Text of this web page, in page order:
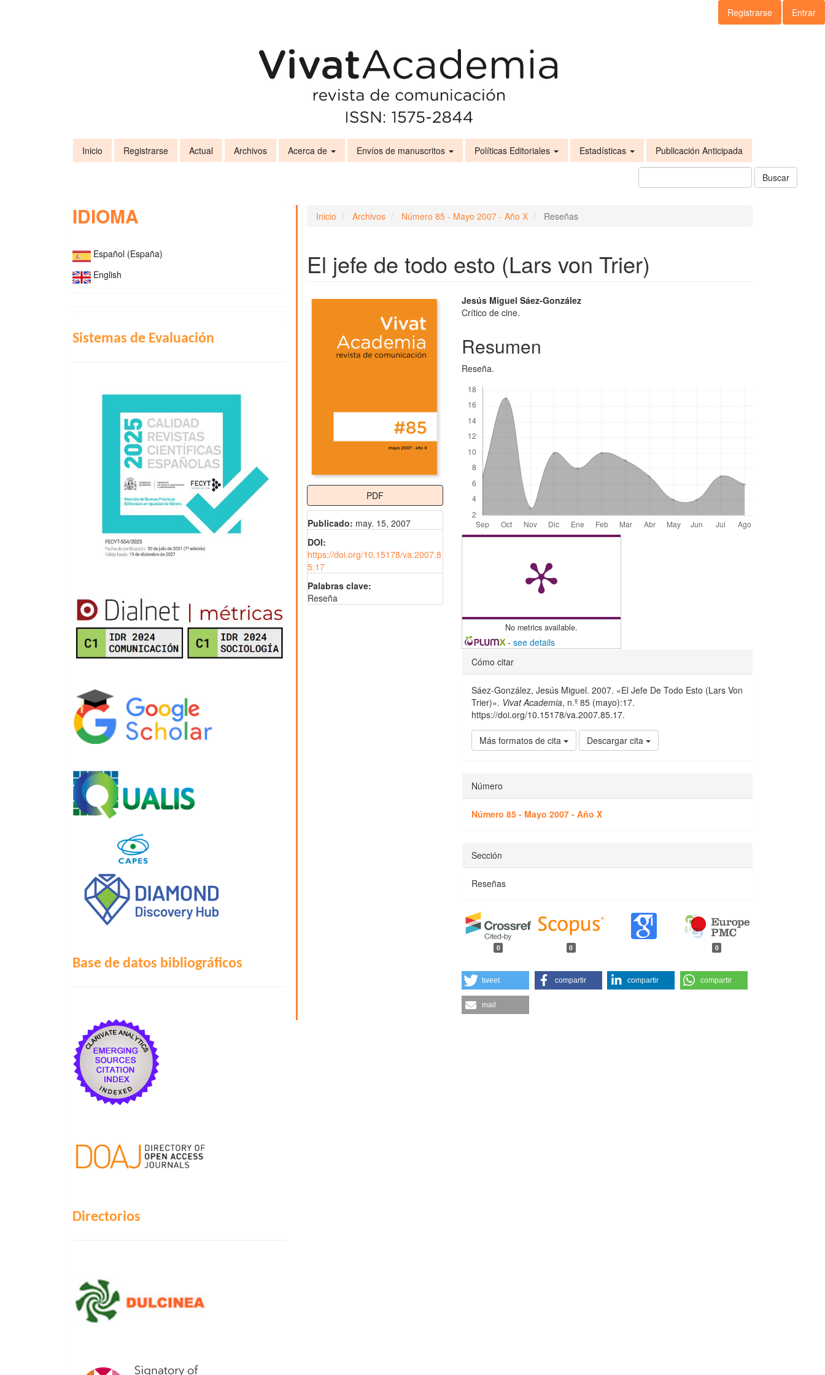
Registrarse Entrar
Inicio Registrarse Actual Archivos Acerca de Envíos de manuscritos Políticas Editoriales Estadísticas Publicación Anticipada
Buscar
Inicio Archivos Número 85 - Mayo 2007 - Año X Reseñas
El jefe de todo esto (Lars von Trier)
Barra
artículo
PDF
Publicado: may. 15, 2007
DOI:
https://doi.org/10.15178/va.2007.8
5.17
Palabras clave:
Reseña
Contenido
principal
del
artículo
Jesús Miguel Sáez-González
Crítico de cine.
Resumen
Reseña.
No metrics available.
- see details
Detalles
del
artículo
Cómo citar
Sáez-González, Jesús Miguel. 2007. «El Jefe De Todo Esto (Lars Von
Trier)». Vivat Academia, n.º 85 (mayo):17.
https://doi.org/10.15178/va.2007.85.17.
Más formatos de cita Descargar cita
Número
Número 85 - Mayo 2007 - Año X
Sección
Reseñas
0 0 0
tweet compartir compartir compartir
mail
IDIOMA
Español (España)
English
INDIZACIÓN
Sistemas de Evaluación
Base de datos bibliográficos
Directorios